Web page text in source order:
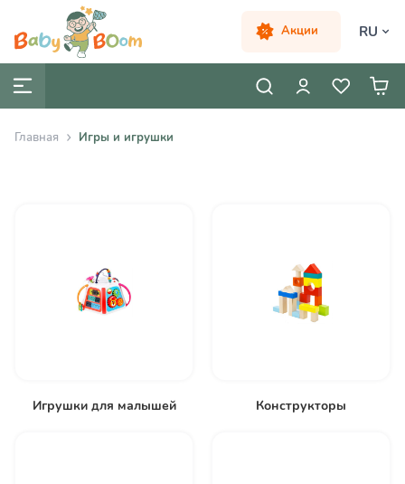
Акции RU
Главная Игры и игрушки
Игрушки для малышей Конструкторы